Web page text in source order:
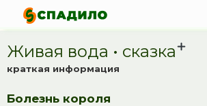
Живая вода • сказка
краткая информация
Болезнь короля